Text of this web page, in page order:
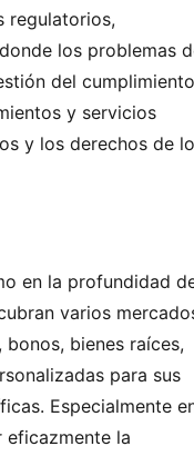
regulatorios,
los problemas
del
y servicios
y los derechos de
en la profundidad
varios
bienes raíces,
para sus
Especialmente
eficazmente la